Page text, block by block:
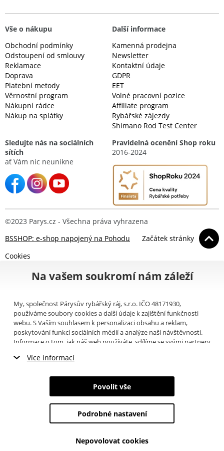
Vše o nákupu
Obchodní podmínky
Odstoupení od smlouvy
Reklamace
Doprava
Platební metody
Věrnostní program
Nákupní rádce
Nákup na splátky
Další informace
Kamenná prodejna
Newsletter
Kontaktní údaje
GDPR
EET
Volné pracovní pozice
Affiliate program
Rybářské zájezdy
Shimano Rod Test Center
Sledujte nás na sociálních
sítích
ať Vám nic neunikne
Pravidelná ocenění Shop roku
2016-2024
©2023 Parys.cz - Všechna práva vyhrazena
BSSHOP: e-shop napojený na Pohodu
Začátek stránky
Cookies
Na vašem soukromí nám záleží
My, společnost Párysův rybářský ráj, s.r.o. IČO 48171930,
používáme soubory cookies a další údaje k zajištění funkčnosti
webu. S Vaším souhlasem k personalizaci obsahu a reklam,
poskytování funkcí sociálních médií a analýze naší návštěvnosti.
Informace o tom, jak náš web používáte, sdílíme se svými partnery
můžete přečíst, jak tyto informace Google používá. Partneři tyto
poskytli nebo které získali v důsledku toho, že používáte jejich
služby. Tyto údaje zahrnují cookies, data z dalších úložišť, IP
adresu a další informace spojené s prohlížením webu. Svůj souhlas
Více informací
Nezbytné cookies
Marketingové cookies
Analytické cookies
Údaje o uživatelích
Povolit vše
Podrobné nastavení
Nepovolovat cookies